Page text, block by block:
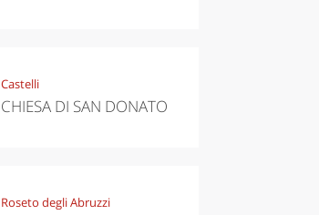
Castelli
CHIESA DI SAN DONATO
Roseto degli Abruzzi